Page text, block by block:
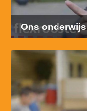
Ons onderwijs